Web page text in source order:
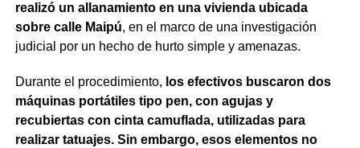
realizó un allanamiento en una vivienda ubicada
sobre calle Maipú, en el marco de una investigación
judicial por un hecho de hurto simple y amenazas.
Durante el procedimiento, los efectivos buscaron dos
máquinas portátiles tipo pen, con agujas y
recubiertas con cinta camuflada, utilizadas para
realizar tatuajes. Sin embargo, esos elementos no